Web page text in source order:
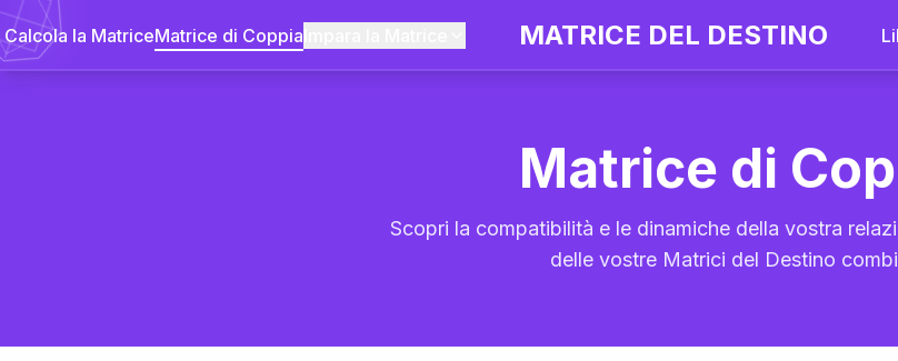
Calcola la MatriceMatrice di Coppia MATRICE DEL DESTINO
Matrice di
Scopri la compatibilità e le dinamiche della vostra
delle vostre Matrici del Destino